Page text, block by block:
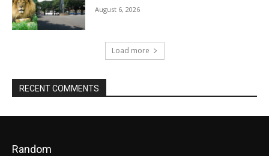
August 6, 2026
Load more
RECENT COMMENTS
Random